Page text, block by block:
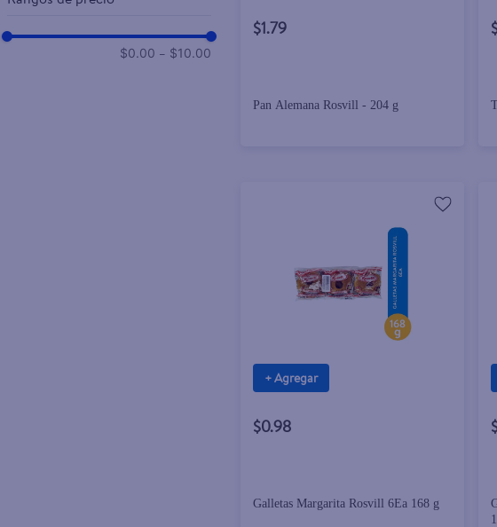
$0.00 – $10.00
$1.79
Pan Alemana Rosvill - 204 g
+ Agregar
$0.98
Galletas Margarita Rosvill 6Ea 168 g